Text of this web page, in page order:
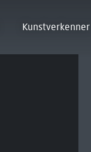
Kunstverkenner